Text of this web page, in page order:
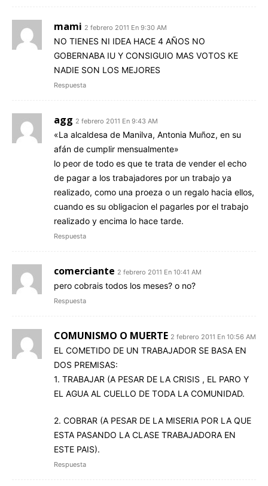
mami 2 febrero 2011 En 9:30 AM
NO TIENES NI IDEA HACE 4 AÑOS NO
GOBERNABA IU Y CONSIGUIO MAS VOTOS KE
NADIE SON LOS MEJORES
Respuesta
agg 2 febrero 2011 En 9:43 AM
«La alcaldesa de Manilva, Antonia Muñoz, en su
afán de cumplir mensualmente»
lo peor de todo es que te trata de vender el echo
de pagar a los trabajadores por un trabajo ya
realizado, como una proeza o un regalo hacia ellos,
cuando es su obligacion el pagarles por el trabajo
realizado y encima lo hace tarde.
Respuesta
comerciante 2 febrero 2011 En 10:41 AM
pero cobrais todos los meses? o no?
Respuesta
COMUNISMO O MUERTE 2 febrero 2011 En 10:56 AM
EL COMETIDO DE UN TRABAJADOR SE BASA EN
DOS PREMISAS:
1. TRABAJAR (A PESAR DE LA CRISIS , EL PARO Y
EL AGUA AL CUELLO DE TODA LA COMUNIDAD.
2. COBRAR (A PESAR DE LA MISERIA POR LA QUE
ESTA PASANDO LA CLASE TRABAJADORA EN
ESTE PAIS).
Respuesta